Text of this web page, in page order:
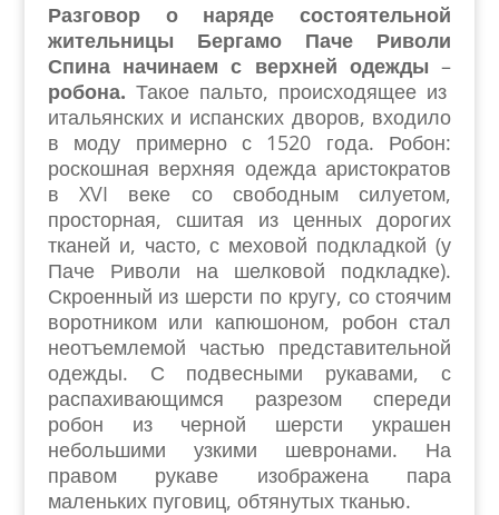
Разговор о наряде состоятельной
жительницы Бергамо Паче Риволи
Спина начинаем с верхней одежды –
робона. Такое пальто, происходящее из
итальянских и испанских дворов, входило
в моду примерно с 1520 года. Робон:
роскошная верхняя одежда аристократов
в XVI веке со свободным силуетом,
просторная, сшитая из ценных дорогих
тканей и, часто, с меховой подкладкой (у
Паче Риволи на шелковой подкладке).
Скроенный из шерсти по кругу, со стоячим
воротником или капюшоном, робон стал
неотъемлемой частью представительной
одежды. С подвесными рукавами, с
распахивающимся разрезом спереди
робон из черной шерсти украшен
небольшими узкими шевронами. На
правом рукаве изображена пара
маленьких пуговиц, обтянутых тканью.